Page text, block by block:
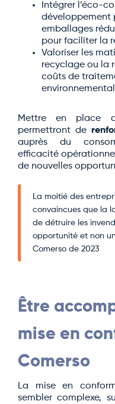
Intégrer l’éco-
développement
emballages
pour faciliter la
Valoriser les
recyclage ou la
coûts de
Mettre en place
permettront de
auprès du
efficacité
de nouvelles
La moitié des
convaincues que la
de détruire les
opportunité et non
Comerso de 2023
Être
mise en
Comerso
La mise en
sembler complexe,